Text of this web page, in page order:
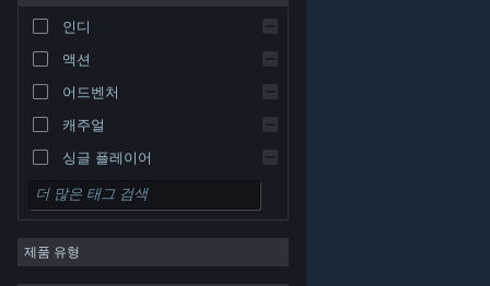
및 기타 국가에서 각각 해당 소유자의 재산입니다.개인정
보 처리방침|법적 고지|접근성|Steam 이용 약관|
환불 | 쿠키
스페인어 - 중남미
그리스어
인디
액션
어드벤처
캐주얼
싱글 플레이어
시뮬레이션
RPG
전략
제품 유형